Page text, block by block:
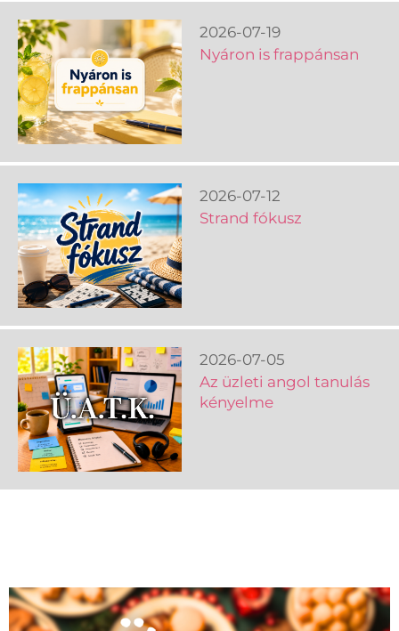
2026-07-19
Nyáron is frappánsan
2026-07-12
Strand fókusz
2026-07-05
Az üzleti angol tanulás
kényelme